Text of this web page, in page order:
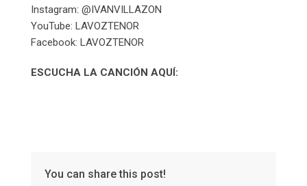
Instagram: @IVANVILLAZON
YouTube: LAVOZTENOR
Facebook: LAVOZTENOR
ESCUCHA LA CANCIÓN AQUÍ:
You can share this post!